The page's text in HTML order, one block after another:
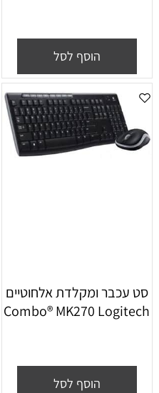
הוסף לסל
סט עכבר ומקלדת אלחוטיים
Combo® MK270 Logitech
הוסף לסל